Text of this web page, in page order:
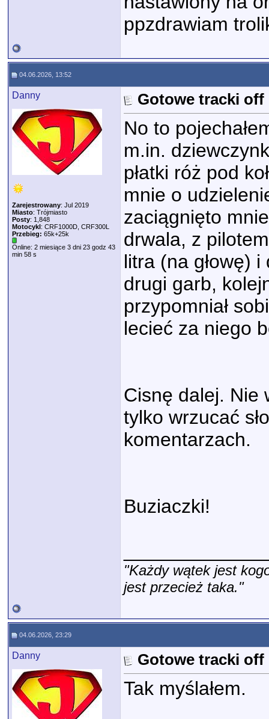
ppzdrawiam
04.06.2026, 13:52
Danny
Zarejestrowany: Jul 2019
Miasto: Trójmiasto
Posty: 1,848
Motocykl: CRF1000D, CRF300L
Przebieg: 65k+25k
Online: 2 miesiące 3 dni 23 godz 43
min 58 s
Gotowe tracki off
No to
m.in.
płatki róż pod
mnie o
zaciągnięto
drwala, z
litra (na głowę)
drugi garb,
przypomniał
lecieć za niego
Cisnę dalej. Nie
tylko wrzucać
komentarzach.
Buziaczki!
"Każdy wątek jest
jest przecież taka."
04.06.2026, 23:29
Danny Gotowe tracki off
Tak myślałem.